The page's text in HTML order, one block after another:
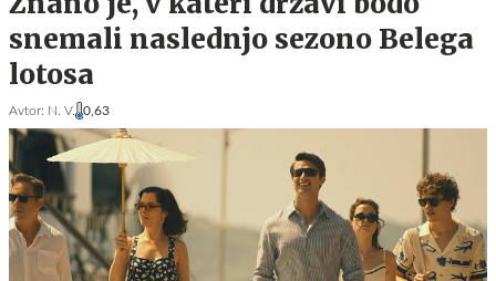
snemali naslednjo sezono Belega
lotosa
Avtor: N. V. 0,63